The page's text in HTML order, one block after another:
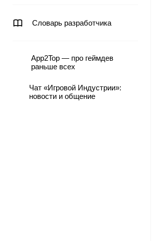
Словарь разработчика
App2Top — про геймдев
раньше всех
Чат «Игровой Индустрии»:
новости и общение